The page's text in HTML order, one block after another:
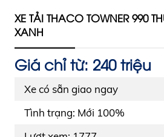
XE TẢI THACO TOWNER 990
XANH
Giá chỉ từ: 240 triệu
Xe có sẵn giao ngay
Tình trạng: Mới 100%